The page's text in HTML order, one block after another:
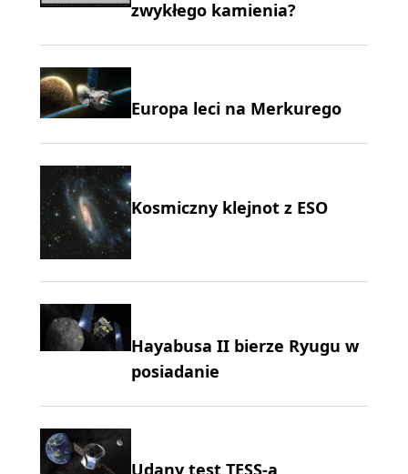
zwykłego kamienia?
Europa leci na Merkurego
Kosmiczny klejnot z ESO
Hayabusa II bierze Ryugu w
posiadanie